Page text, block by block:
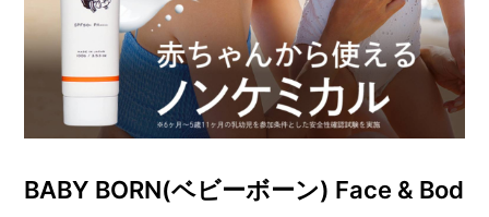
BABY BORN(ベビーボーン) Face & Bod